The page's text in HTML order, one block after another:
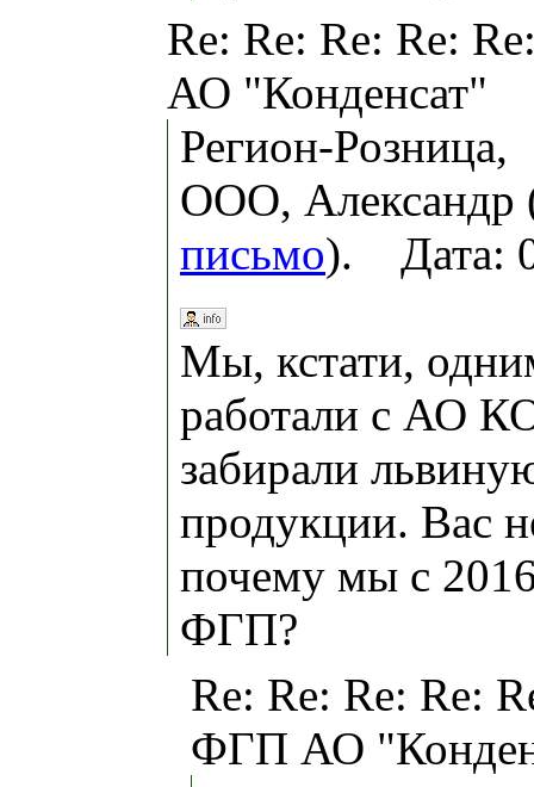
Re: Re: Re: Re:
АО "Конденсат"
Регион-Розница,
ООО, Александр
письмо). Дата:
Мы, кстати,
работали с АО
забирали
продукции. Вас
почему мы с
ФГП?
Re: Re: Re: Re:
ФГП АО